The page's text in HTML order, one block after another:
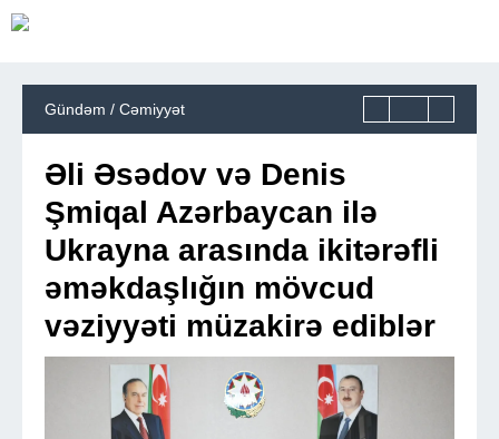
Gündəm / Cəmiyyət
Əli Əsədov və Denis
Şmiqal Azərbaycan ilə
Ukrayna arasında ikitərəfli
əməkdaşlığın mövcud
vəziyyəti müzakirə ediblər